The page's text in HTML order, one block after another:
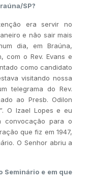
SP?
era servir no
e não sair mais
dia, em Braúna,
com o Rev. Evans e
como candidato
visitando nossa
telegrama do Rev.
ao Presb. Odilon
O Izael Lopes e eu
convocação para o
que fiz em 1947,
O Senhor abriu a
Seminário e em que